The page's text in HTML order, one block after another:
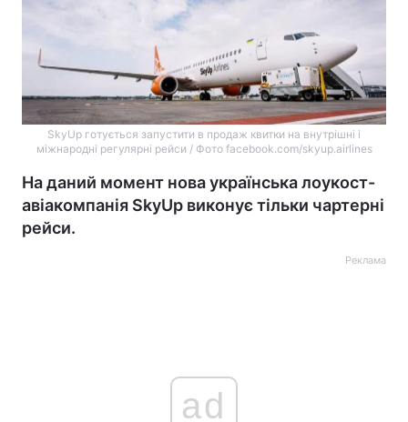
SkyUp готується запустити в продаж квитки на внутрішні і
міжнародні регулярні рейси / Фото facebook.com/skyup.airlines
На даний момент нова українська лоукост-
авіакомпанія SkyUp виконує тільки чартерні
рейси.
Реклама
ad